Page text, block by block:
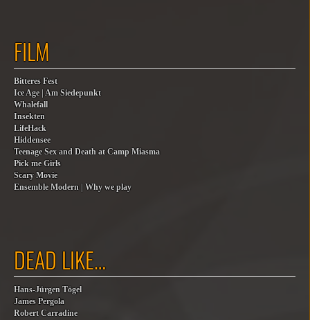
FILM
Bitteres Fest
Ice Age | Am Siedepunkt
Whalefall
Insekten
LifeHack
Hiddensee
Teenage Sex and Death at Camp Miasma
Pick me Girls
Scary Movie
Ensemble Modern | Why we play
DEAD LIKE…
Hans-Jürgen Tögel
James Pergola
Robert Carradine